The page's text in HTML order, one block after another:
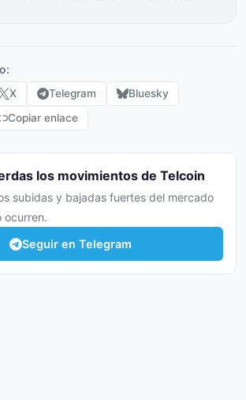
X Telegram
Bluesky
Copiar enlace
los movimientos de Telcoin
subidas y bajadas fuertes del mercado
ocurren.
Seguir en Telegram